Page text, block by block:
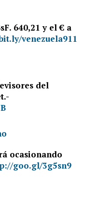
640,21 y el € a
venezuela911
del
ocasionando
goo.gl/3g5sn9